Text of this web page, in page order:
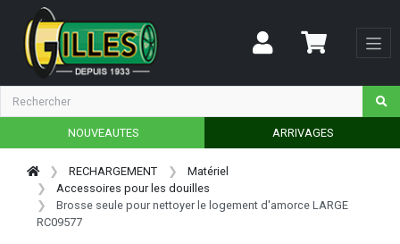
NOUVEAUTES ARRIVAGES
RECHARGEMENT
Matériel
Accessoires pour les douilles
Brosse seule pour nettoyer le logement d'amorce LARGE
RC09577